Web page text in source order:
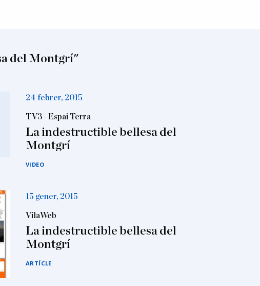
del Montgrí"
24 febrer, 2015
TV3 - Espai Terra
La indestructible bellesa del
Montgrí
VIDEO
15 gener, 2015
VilaWeb
La indestructible bellesa del
Montgrí
ARTÍCLE